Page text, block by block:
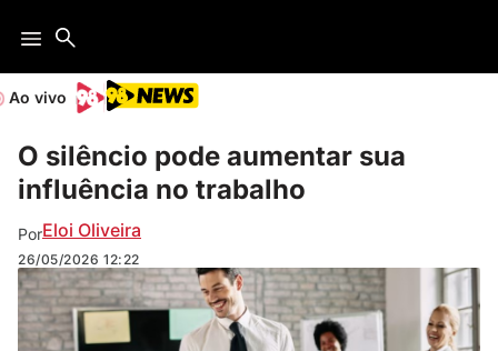
Ao vivo
O silêncio pode aumentar sua
influência no trabalho
PorEloi Oliveira
26/05/2026 12:22